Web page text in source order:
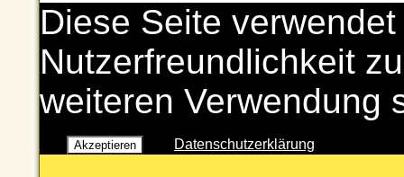
Diese Seite
Nutzerfreundlichkeit
weiteren Verwendung
Akzeptieren Datenschutzerklärung